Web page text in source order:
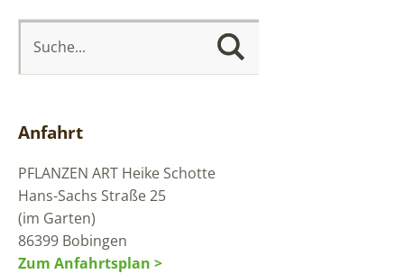
Anfahrt
PFLANZEN ART Heike Schotte
Hans-Sachs Straße 25
(im Garten)
86399 Bobingen
Zum Anfahrtsplan >